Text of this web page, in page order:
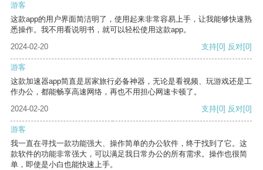
游客
这款app的用户界面简洁明了，使用起来非常容易上手，让我能够快速熟
悉操作。我不用看说明书，就可以轻松使用这款app。
2024-02-20
支持[0] 反对[0]
游客
这款加速器app简直是居家旅行必备神器，无论是看视频、玩游戏还是工
作办公，都能畅享高速网络，再也不用担心网速卡顿了。
2024-02-20
支持[0] 反对[0]
游客
我一直在寻找一款功能强大、操作简单的办公软件，终于找到了它。这
款软件的功能非常强大，可以满足我日常办公的所有需求。操作也很简
单，即使是小白也能快速上手。